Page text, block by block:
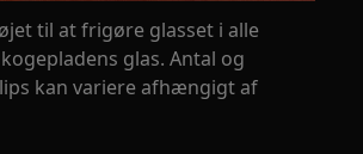
til at frigøre glasset i alle
glas. Antal og
kan variere afhængigt af